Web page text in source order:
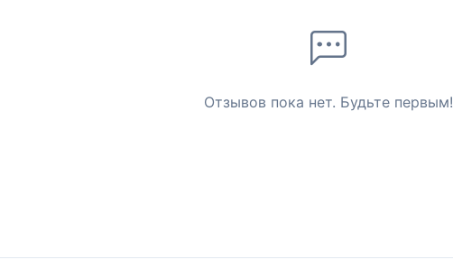
Отзывов пока нет. Будьте первым!